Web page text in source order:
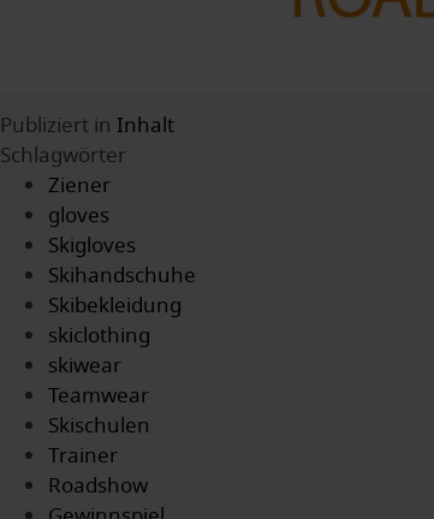
Publiziert in Inhalt
Schlagwörter
Ziener
gloves
Skigloves
Skihandschuhe
Skibekleidung
skiclothing
skiwear
Teamwear
Skischulen
Trainer
Roadshow